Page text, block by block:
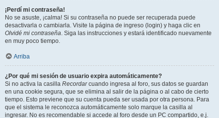
¡Perdí mi contraseña!
No se asuste, ¡calma! Si su contraseña no puede ser recuperada puede
desactivarla o cambiarla. Visite la página de ingreso (login) y haga clic en
Olvidé mi contraseña. Siga las instrucciones y estará identificado nuevamente
en muy poco tiempo.
Arriba
¿Por qué mi sesión de usuario expira automáticamente?
Si no activa la casilla Recordarcuando ingresa al foro, sus datos se guardan
en una cookie segura, que se elimina al salir de la página o al cabo de cierto
tiempo. Esto previene que su cuenta pueda ser usada por otra persona. Para
que el sistema le reconozca automáticamente solo marque la casilla al
ingresar. No es recomendable si accede al foro desde un PC compartido, e.j.